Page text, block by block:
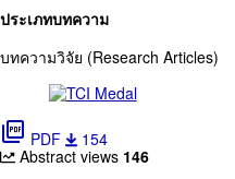
ประเภทบทความ
บทความวิจัย (Research Articles)
picture_as_pdf PDF
154
Abstract views 146